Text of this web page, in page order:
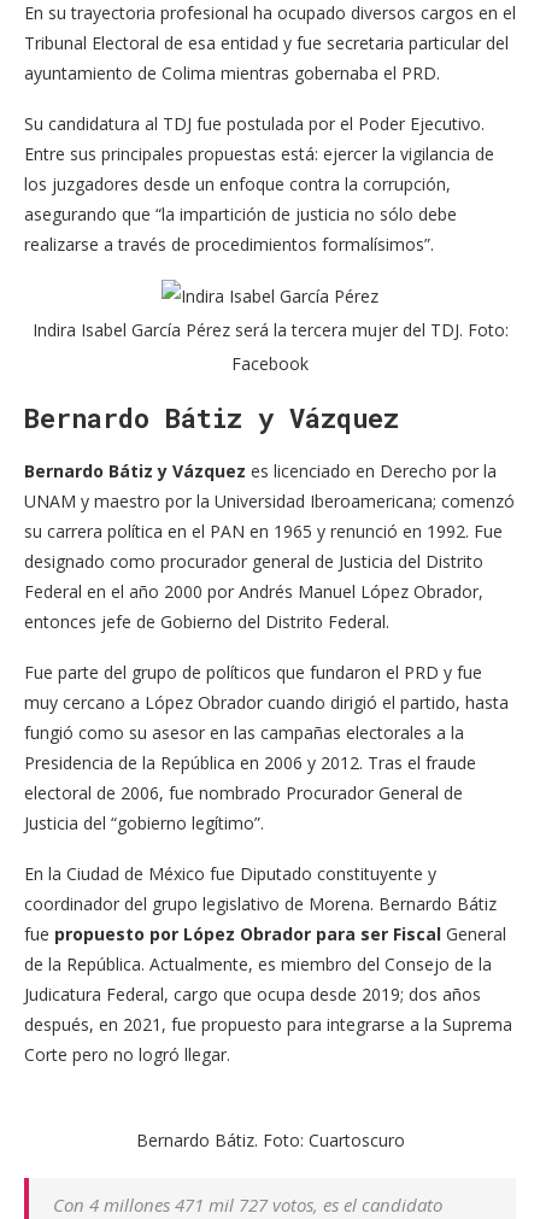
En su trayectoria profesional ha ocupado diversos cargos en el
Tribunal Electoral de esa entidad y fue secretaria particular del
ayuntamiento de Colima mientras gobernaba el PRD.
Su candidatura al TDJ fue postulada por el Poder Ejecutivo.
Entre sus principales propuestas está: ejercer la vigilancia de
los juzgadores desde un enfoque contra la corrupción,
asegurando que “la impartición de justicia no sólo debe
realizarse a través de procedimientos formalísimos”.
Indira Isabel García Pérez será la tercera mujer del TDJ. Foto:
Facebook
Bernardo Bátiz y Vázquez
Bernardo Bátiz y Vázquez es licenciado en Derecho por la
UNAM y maestro por la Universidad Iberoamericana; comenzó
su carrera política en el PAN en 1965 y renunció en 1992. Fue
designado como procurador general de Justicia del Distrito
Federal en el año 2000 por Andrés Manuel López Obrador,
entonces jefe de Gobierno del Distrito Federal.
Fue parte del grupo de políticos que fundaron el PRD y fue
muy cercano a López Obrador cuando dirigió el partido, hasta
fungió como su asesor en las campañas electorales a la
Presidencia de la República en 2006 y 2012. Tras el fraude
electoral de 2006, fue nombrado Procurador General de
Justicia del “gobierno legítimo”.
En la Ciudad de México fue Diputado constituyente y
coordinador del grupo legislativo de Morena. Bernardo Bátiz
fue propuesto por López Obrador para ser Fiscal General
de la República. Actualmente, es miembro del Consejo de la
Judicatura Federal, cargo que ocupa desde 2019; dos años
después, en 2021, fue propuesto para integrarse a la Suprema
Corte pero no logró llegar.
Bernardo Bátiz. Foto: Cuartoscuro
Con 4 millones 471 mil 727 votos, es el candidato